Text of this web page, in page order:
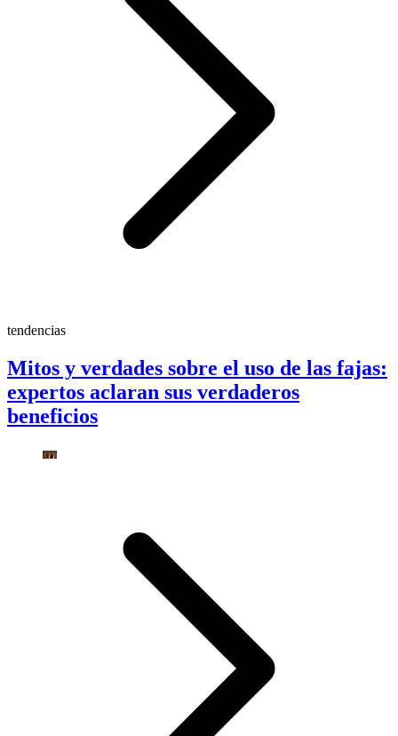
tendencias
Mitos y verdades sobre el uso de las fajas:
expertos aclaran sus verdaderos
beneficios